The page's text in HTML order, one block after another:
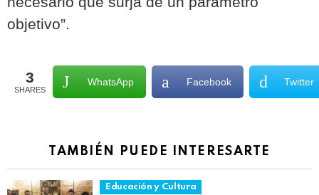
objetivo”.
3
SHARES
WhatsApp Facebook Twitter
TAMBIÉN PUEDE INTERESARTE
Educación y Cultura